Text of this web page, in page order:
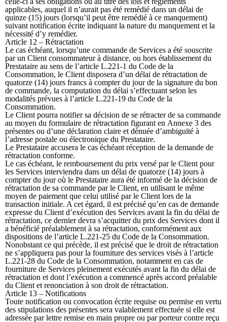
applicables, auquel il n’aurait pas été remédié dans un délai de
quinze (15) jours (lorsqu’il peut être remédié à ce manquement)
suivant notification écrite indiquant la nature du manquement et la
nécessité d’y remédier.
Article 12 – Rétractation
Le cas échéant, lorsqu’une commande de Services a été souscrite
par un Client consommateur à distance, ou hors établissement du
Prestataire au sens de l’article L.221-1 du Code de la
Consommation, le Client disposera d’un délai de rétractation de
quatorze (14) jours francs à compter du jour de la signature du bon
de commande, la computation du délai s’effectuant selon les
modalités prévues à l’article L.221-19 du Code de la
Consommation.
Le Client pourra notifier sa décision de se rétracter de sa commande
au moyen du formulaire de rétractation figurant en Annexe 3 des
présentes ou d’une déclaration claire et dénuée d’ambiguïté à
l’adresse postale ou électronique du Prestataire.
Le Prestataire accusera le cas échéant réception de la demande de
rétractation conforme.
Le cas échéant, le remboursement du prix versé par le Client pour
les Services interviendra dans un délai de quatorze (14) jours à
compter du jour où le Prestataire aura été informé de la décision de
rétractation de sa commande par le Client, en utilisant le même
moyen de paiement que celui utilisé par le Client lors de la
transaction initiale. A cet égard, il est précisé qu’en cas de demande
expresse du Client d’exécution des Services avant la fin du délai de
rétractation, ce dernier devra s’acquitter du prix des Services dont il
a bénéficié préalablement à sa rétractation, conformément aux
dispositions de l’article L.221-25 du Code de la Consommation.
Nonobstant ce qui précède, il est précisé que le droit de rétractation
ne s’appliquera pas pour la fourniture des services visés à l’article
L.221-28 du Code de la Consommation, notamment en cas de
fourniture de Services pleinement exécutés avant la fin du délai de
rétractation et dont l’exécution a commencé après accord préalable
du Client et renonciation à son droit de rétractation.
Article 13 – Notifications
Toute notification ou convocation écrite requise ou permise en vertu
des stipulations des présentes sera valablement effectuée si elle est
adressée par lettre remise en main propre ou par porteur contre reçu